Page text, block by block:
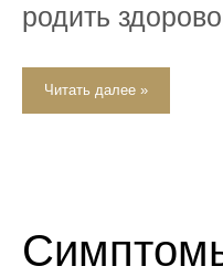
родить
Читать далее »